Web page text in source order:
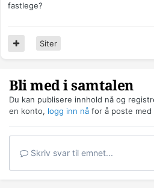
fastlege?
Siter
Bli med i samtalen
Du kan publisere innhold nå og
en konto, logg inn nå for å poste
Skriv svar til emnet...